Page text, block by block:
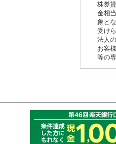
株券
金相
象と
受け
法人
お客
等の